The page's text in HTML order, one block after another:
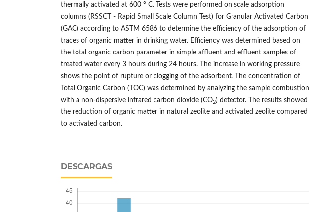
thermally activated at 600 ° C. Tests were performed on scale adsorption
columns (RSSCT - Rapid Small Scale Column Test) for Granular Activated Carbon
(GAC) according to ASTM 6586 to determine the efficiency of the adsorption of
traces of organic matter in drinking water. Efficiency was determined based on
the total organic carbon parameter in simple affluent and effluent samples of
treated water every 3 hours during 24 hours. The increase in working pressure
shows the point of rupture or clogging of the adsorbent. The concentration of
Total Organic Carbon (TOC) was determined by analyzing the sample combustion
with a non-dispersive infrared carbon dioxide (CO2) detector. The results showed
the reduction of organic matter in natural zeolite and activated zeolite compared
to activated carbon.
DESCARGAS